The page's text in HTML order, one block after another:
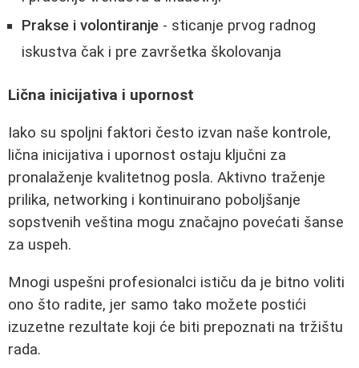
Prakse i volontiranje - sticanje prvog radnog
iskustva čak i pre završetka školovanja
Lična inicijativa i upornost
Iako su spoljni faktori često izvan naše kontrole,
lična inicijativa i upornost ostaju ključni za
pronalaženje kvalitetnog posla. Aktivno traženje
prilika, networking i kontinuirano poboljšanje
sopstvenih veština mogu značajno povećati šanse
za uspeh.
Mnogi uspešni profesionalci ističu da je bitno voliti
ono što radite, jer samo tako možete postići
izuzetne rezultate koji će biti prepoznati na tržištu
rada.